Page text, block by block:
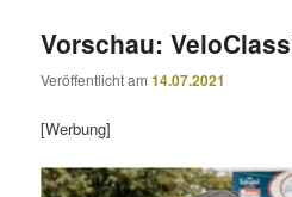
Vorschau:
Veröffentlicht am14.07.2021
[Werbung]